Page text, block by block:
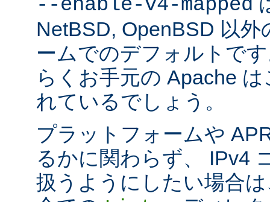
--enable-v4-mapped
NetBSD, OpenBSD 以
ームでのデフォルトで
らくお手元の Apache
れているでしょう。
プラットフォームや
るかに関わらず、 IPv4
扱うようにしたい場合